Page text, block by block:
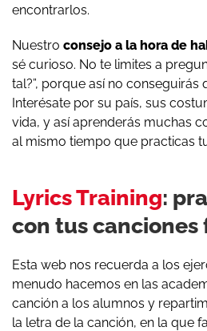
encontrarlos.
Nuestro consejo a la hora de
sé curioso. No te limites a
tal?”, porque así no conseguirás
Interésate por su país, sus
vida, y así aprenderás muchas
al mismo tiempo que practicas
Lyrics Training:
con tus canciones
Esta web nos recuerda a los
menudo hacemos en las
canción a los alumnos y
la letra de la canción, en la que